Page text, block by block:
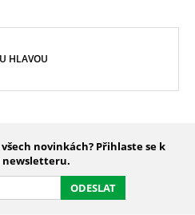
HLAVOU
novinkách? Přihlaste se k
newsletteru.
ODESLAT